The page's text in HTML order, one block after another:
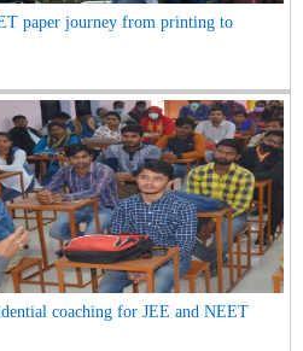
paper journey from printing to
coaching for JEE and NEET